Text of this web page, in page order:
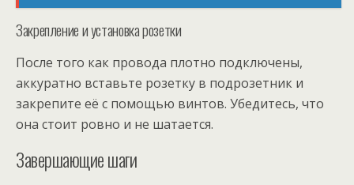
Закрепление и установка розетки
После того как провода плотно подключены,
аккуратно вставьте розетку в подрозетник и
закрепите её с помощью винтов. Убедитесь, что
она стоит ровно и не шатается.
Завершающие шаги